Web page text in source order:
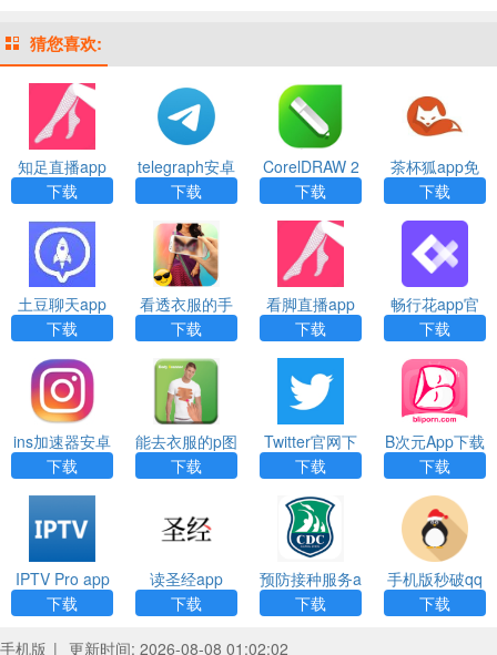
猜您喜欢:
知足直播app
下载
下载
telegraph安卓
下载app
下载
CorelDRAW 2
020（内附注
册方法）
下载
茶杯狐app免
费追剧
下载
土豆聊天app
安卓版下载
下载
看透衣服的手
机相机app下
载
下载
看脚直播app
最新下载
下载
畅行花app官
方最新版
下载
ins加速器安卓
免费版app下
载
下载
能去衣服的p图
app下载
下载
Twitter官网下
载app加速器
下载
B次元App下载
下载
IPTV Pro app
下载
读圣经app
下载
预防接种服务a
pp下载
下载
手机版秒破qq
密码下载
下载
手机版 | 更新时间: 2026-08-08 01:02:02